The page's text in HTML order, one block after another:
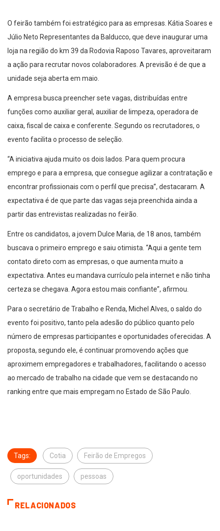
O feirão também foi estratégico para as empresas. Kátia Soares e
Júlio Neto Representantes da Balducco, que deve inaugurar uma
loja na região do km 39 da Rodovia Raposo Tavares, aproveitaram
a ação para recrutar novos colaboradores. A previsão é de que a
unidade seja aberta em maio.
A empresa busca preencher sete vagas, distribuídas entre
funções como auxiliar geral, auxiliar de limpeza, operadora de
caixa, fiscal de caixa e conferente. Segundo os recrutadores, o
evento facilita o processo de seleção.
“A iniciativa ajuda muito os dois lados. Para quem procura
emprego e para a empresa, que consegue agilizar a contratação e
encontrar profissionais com o perfil que precisa”, destacaram. A
expectativa é de que parte das vagas seja preenchida ainda a
partir das entrevistas realizadas no feirão.
Entre os candidatos, a jovem Dulce Maria, de 18 anos, também
buscava o primeiro emprego e saiu otimista. “Aqui a gente tem
contato direto com as empresas, o que aumenta muito a
expectativa. Antes eu mandava currículo pela internet e não tinha
certeza se chegava. Agora estou mais confiante”, afirmou.
Para o secretário de Trabalho e Renda, Michel Alves, o saldo do
evento foi positivo, tanto pela adesão do público quanto pelo
número de empresas participantes e oportunidades oferecidas. A
proposta, segundo ele, é continuar promovendo ações que
aproximem empregadores e trabalhadores, facilitando o acesso
ao mercado de trabalho na cidade que vem se destacando no
ranking entre que mais empregam no Estado de São Paulo.
Tags: Cotia Feirão de Empregos
oportunidades pessoas
RELACIONADOS